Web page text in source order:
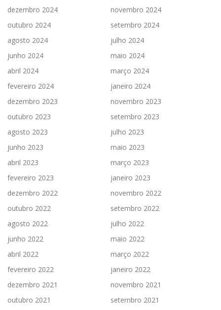
dezembro 2024
novembro 2024
outubro 2024
setembro 2024
agosto 2024
julho 2024
junho 2024
maio 2024
abril 2024
março 2024
fevereiro 2024
janeiro 2024
dezembro 2023
novembro 2023
outubro 2023
setembro 2023
agosto 2023
julho 2023
junho 2023
maio 2023
abril 2023
março 2023
fevereiro 2023
janeiro 2023
dezembro 2022
novembro 2022
outubro 2022
setembro 2022
agosto 2022
julho 2022
junho 2022
maio 2022
abril 2022
março 2022
fevereiro 2022
janeiro 2022
dezembro 2021
novembro 2021
outubro 2021
setembro 2021